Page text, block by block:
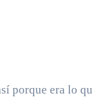
porque era lo